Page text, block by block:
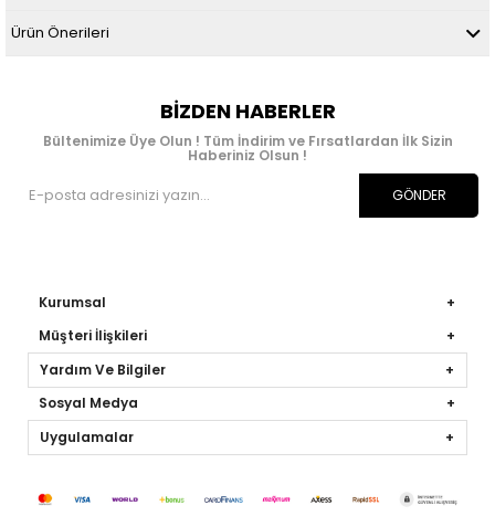
Ürün Önerileri
BIZDEN HABERLER
Bültenimize Üye Olun ! Tüm İndirim ve Fırsatlardan İlk Sizin
Haberiniz Olsun !
GÖNDER
Kurumsal
Müşteri İlişkileri
Yardım Ve Bilgiler
Sosyal Medya
Uygulamalar